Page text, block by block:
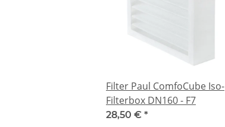
Filter Paul ComfoCube Iso-
Filterbox DN160 - F7
28,50 € *